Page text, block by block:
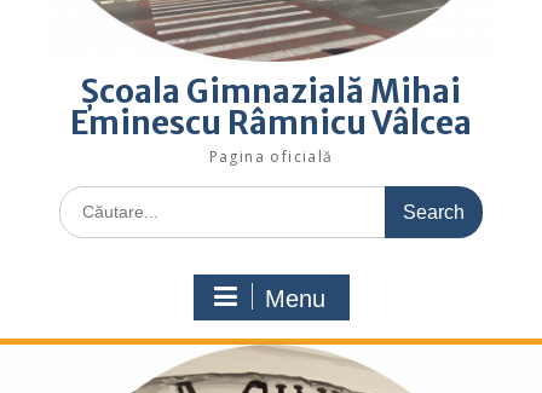
Şcoala Gimnazială Mihai
Eminescu Râmnicu Vâlcea
Pagina oficială
Search
for:
Menu